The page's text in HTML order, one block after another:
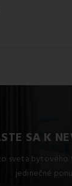
SA K
sveta bytového
jedinečné